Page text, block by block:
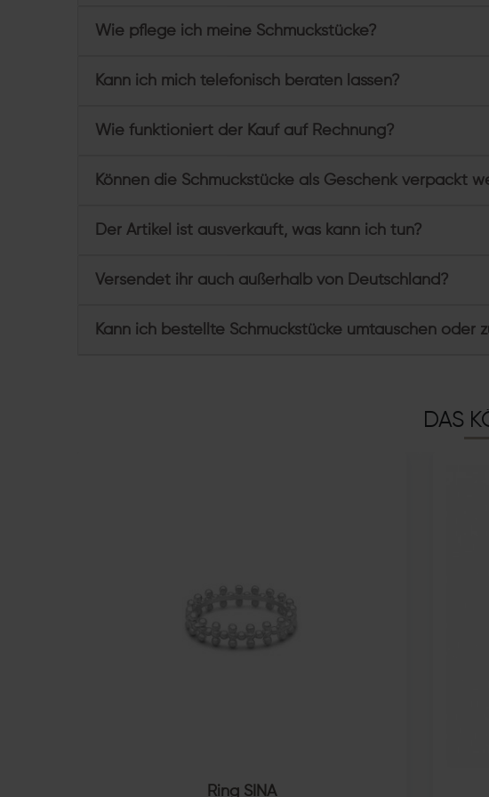
Wie pflege ich meine Schmuckstücke?
Kann ich mich telefonisch beraten lassen?
Wie funktioniert der Kauf auf Rechnung?
Können die Schmuckstücke als Geschenk verpackt
Der Artikel ist ausverkauft, was kann ich tun?
Versendet ihr auch außerhalb von Deutschland?
Kann ich bestellte Schmuckstücke umtauschen oder
DAS
Ring SINA